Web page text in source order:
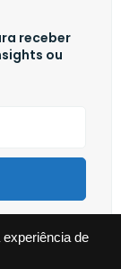
de
receber
ou
Powered by